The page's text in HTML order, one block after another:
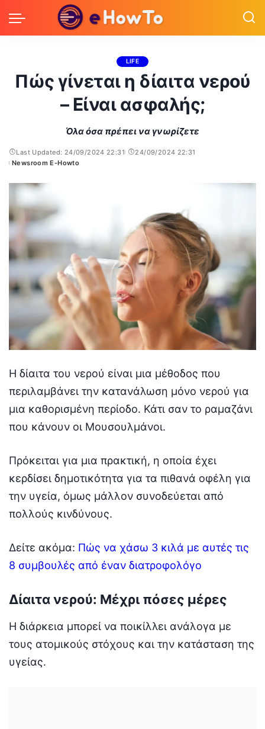
LIFE
Πώς γίνεται η δίαιτα νερού
– Είναι ασφαλής;
Όλα όσα πρέπει να γνωρίζετε
Last Updated: 24/09/2024 22:31
24/09/2024 22:31
Posted
Newsroom E-Howto
Η δίαιτα του νερού είναι μια μέθοδος που
περιλαμβάνει την κατανάλωση μόνο νερού για
μια καθορισμένη περίοδο. Κάτι σαν το ραμαζάνι
που κάνουν οι Μουσουλμάνοι.
Πρόκειται για μια πρακτική, η οποία έχει
κερδίσει δημοτικότητα για τα πιθανά οφέλη για
την υγεία, όμως μάλλον συνοδεύεται από
πολλούς κινδύνους.
Δείτε ακόμα: Πώς να χάσω 3 κιλά με αυτές τις
8 συμβουλές από έναν διατροφολόγο
Δίαιτα νερού: Μέχρι πόσες μέρες
Η διάρκεια μπορεί να ποικίλλει ανάλογα με
τους ατομικούς στόχους και την κατάσταση της
υγείας.